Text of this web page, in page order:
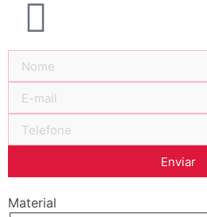
Enviar
Material